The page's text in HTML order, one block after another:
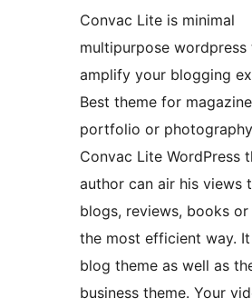
Convac Lite is minimal
multipurpose wordpress
amplify your blogging
Best theme for
portfolio or
Convac Lite WordPress
author can air his views
blogs, reviews, books
the most efficient way.
blog theme as well as
business theme. Your